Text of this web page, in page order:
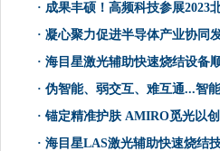
· 成果丰硕！高频科技参展2023北京
· 凝心聚力促进半导体产业协同发展
· 海目星激光辅助快速烧结设备
· 伪智能、弱交互、难互通...智
· 锚定精准护肤 AMIRO觅光以
· 海目星LAS激光辅助快速烧结技术